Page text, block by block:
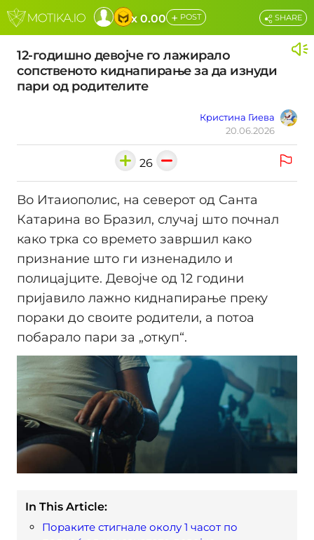
x 0.00 + POST
12-годишно девојче го лажирало
сопственото киднапирање за да изнуди
пари од родителите
Кристина Гиева
20.06.2026
SHARE
26
Во Итаиополис, на северот од Санта
Катарина во Бразил, случај што почнал
како трка со времето завршил како
признание што ги изненадило и
полицајците. Девојче од 12 години
пријавило лажно киднапирање преку
пораки до своите родители, а потоа
побарало пари за „откуп“.
In This Article:
Пораките стигнале околу 1 часот по